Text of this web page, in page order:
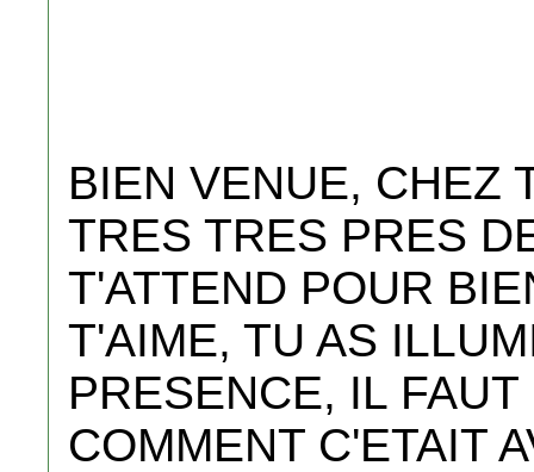
BIEN VENUE, CHEZ
TRES TRES PRES
T'ATTEND POUR
T'AIME, TU AS
PRESENCE, IL
COMMENT C'ETAIT